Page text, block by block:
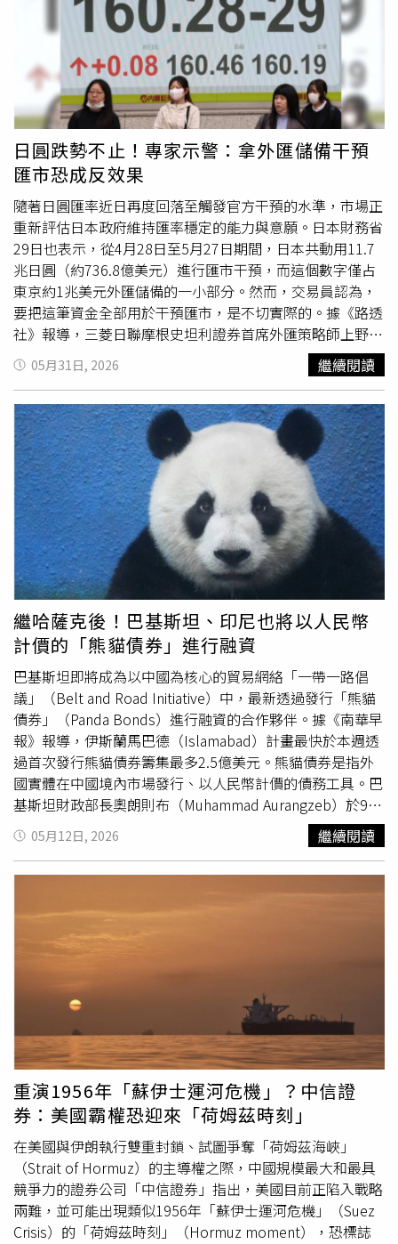
進行長達2小時的討論。在討論過程中，各方逐漸形成共
識：歐洲必須迅速採取新措施，以應對大量中國商品湧入歐
洲市場，並導致歐盟對中國貿易逆差不斷擴大的問題。馮德
萊恩進行了約20分鐘的簡報，為後續快速行動鋪路。歐洲理
事會主席科斯塔（Antonio Costa），以及歐盟執委會副主
席兼歐盟外交與安全政策高級代表卡拉斯（Kaja Kallas）也
各自發表了約20分鐘的談話，留給各國領導人發言的時間僅
剩約1小時，而當時已接近午夜。1名了解會議內容的外交官
表示，部分人士對此次討論的「長度與品質」感到失望。這
名外交官表示：「他們並未深入討論具體工具。更多是1種
普遍性的呼籲，認為現況無法接受，而且我們正朝著危險方
向前進。這正是馮德萊恩希望聽到的訊息，而她也獲得了足
夠授權，可以繼續推進相關工作。」據悉，馮德萊恩並未獲
得有關新工具數量或具體形式的明確指示，但負責歐盟貿易
政策的歐盟執委會，已開始勾勒2項措施的大致輪廓：其一
是迫使企業分散供應商來源的工具，其二則是利用關稅來對
抗中國工業產能過剩的工具。會後，馮德萊恩明確表示，這
些工具將採取「不針對特定國家」的設計原則。消息人士指
出，所有措施都不會直接點名中國。布魯塞爾仍決心在世界
貿易組織（WTO）的規範框架內行事，儘管在歐盟執委會
看來，其他主要強權似乎並未完全遵守這些規則。各國領袖
也明確表示，這些新工具的運作速度必須遠快於歐盟現有的
貿易防禦機制。根據1名歐盟外交官透露，歐盟執委會同時
被要求建立比利時首相德韋弗（Bart de Wever）所稱的
「團結機制」，以確保個別成員國不會單獨成為中國報復措
施的目標。另1名消息人士則表示，這項機制可能包括動用
歐盟資金，協助受到中國報復措施衝擊的企業，「核心概念
是利益與代價都應共同承擔，也就是某種形式的團結機制。
由於歐洲大陸經濟結構不同，有些成員國受到的衝擊勢必比
其他國家更大。」這些新工具最快可能在9月的年度歐盟國
情咨文演說（State of the EU Address）中正式公布。過去
幾年的演說中，馮德萊恩曾利用這個場合宣布對中國電動車
補貼展開調查，以及禁止使用強迫勞動製造產品進入歐盟市
場等重大政策。值得注意的是，西班牙首相桑切斯（Pedro
Sanchez）成為了公開與私下場合中，最反對歐盟強硬對中
政策的人士。在18日進入峰會前，桑切斯將北京形容為「潛
在盟友」。而在閉門會議中，他也呼籲歐盟對下一步行動保
持謹慎。
成創新高，顯示提早準備退休金的觀念逐漸深化普遍，且雖
認為38.58歲就要開始備退存錢，但實際有能力開始存錢年
齡落在42.73歲，與理想目標相差四年餘。金管會副主委莊
琇媛應邀開幕致詞時說，面臨超高齡社會，政府不斷思考在
政策面提出租稅優惠、兒少帳戶、TISA（台灣個人投資儲蓄
帳戶）、租金補貼等配套措施，金管會作為金融監督機構與
金融業者也共同來承擔社會責任，設計符合年長需求的金融
商品，且須透過錄音、錄影等詳細告知風險之外，同時也要
保護客戶財產安全，很重要的一環即是防範詐騙。台灣人壽
董事長許舒博則提到身旁兩則故事，長輩找不到兒子陪他去
辦事，孫子卻肯開車載爺爺出門，結果爺爺給了孫子10萬元
零用錢；另一次則是老爹要求孩子每月帶孫兒回家吃飯，就
給3千元零用錢，結果忘了找孫兒吃飯還會被提醒，點出大
家活得長壽要活得快樂活得久，也需擁有一定資產。台灣人
壽策略長葉栢宏（右二起）、保發中心董事長黃泓智、中國
信託銀行副總經理尹志龍與主持人唐從聖，在贏領金融論壇
中分享彼此面臨「退休準備」的故事。（圖／台灣人壽提
供）保險局副局長蔡火炎則提出「高齡社會下保障新思
維」，他提到接下來65歲以上人口佔比已超過20％，保險
業思維轉變，未來沒有那麼多年輕人可以讓保險員招攬成為
新保戶，反而是要多照顧年長保戶，從保險規劃擴及到養老
服務。蔡火炎表示，保險業提供保障型、年金型、長照型、
小額終老險、醫療險等讓民眾將生活風險轉嫁且提早做退休
準備；同時也需有創新作法，保單活化，像是民眾覺得長照
險保費高，保險局鼓勵業者可以推出沒有死亡給付的長照
險，保險業務員角色也跟著轉換，從商品銷售到生活支持，
被動服務到主動守護，舉例說，可與醫療端合作提前讓保戶
做相關失智檢測，提供民眾多元選擇。台股去年漲了四成，
今年漲了五成，不到一年翻倍，台灣人壽策略長葉栢宏認為
潛在推動通膨，加上長壽社會醫療保健支出接近15％，相當
高，科技發展致醫療費上漲，掛號費也要漲價等；保險即是
對抗通膨一項很好商品，住院日額保障、防癌險重大疾病險
對抗醫療產生風險；意外險保險費低，是基本的保障配備
等。葉栢宏並進一步提到「保單連結養生村，抵減月租費或
保證金」保險新服務趨勢，台灣人壽子公司中信樂活將打造
全臺首創「校園式養生村」，預計2027年第一季開業，結
合居住、學習、社交跟生活支持功能的新形態退休場域，搭
配多元保險商品、健康樂活規劃師的關鍵後援，讓保單不僅
是財務保障，更延伸至健康、照護，提供退休生活的安心依
靠。台灣人壽連續七年舉辦贏領金融論壇，今年出席近300
人關注退休準備，顯示民眾相當關切此議題。（圖／台灣人
壽提供）「贏領金融論壇」卡司雲集，包括金管會副主委莊
琇媛、保險局副局長蔡火炎、前美國白宮暨
織（IMF）顧問、現任美國聯準銀行顧問勞倫斯．克里寇夫
（Laurence Kotlikoff）教授；以及保險事業發展中心董事
長黃泓智、政治大學校長李蔡彥、台灣人壽策略長葉栢宏、
中國信託銀行副總經理尹志龍，以及主持人唐從聖等，跨界
暢談《銀經濟、韌未來》。勞倫斯．克里寇夫提到，退休是
有成本，早點退休就要多存一點錢，可以選擇公債之外，投
入股市、增值型投資以及我國推行的TISA皆是協助民眾創造
更多投資機會，但重點是要先確保退休風險，計算退休金需
求，評估自身可以承擔風險來決定投資方式，建議我國家庭
強制TISA，退休金制度可以更接近丹麥、新加坡以及挪威
式。
日圓跌勢不止！專家示警：拿外匯儲備干預
匯市恐成反效果
隨著日圓匯率近日再度回落至觸發官方干預的水準，市場正
重新評估日本政府維持匯率穩定的能力與意願。日本財務省
29日也表示，從4月28日至5月27日期間，日本共動用11.7
兆日圓（約736.8億美元）進行匯市干預，而這個數字僅占
東京約1兆美元外匯儲備的一小部分。然而，交易員認為，
要把這筆資金全部用於干預匯市，是不切實際的。據《路透
社》報導，三菱日聯摩根史坦利證券首席外匯策略師上野大
作表示：「外匯儲備縮減得越多，日本在投機者眼中就顯得
越脆弱。」在拋售日圓的壓力絲毫沒有減弱跡象的情況下，
「當局與市場之間的心理戰看來還將持續下去。」買進日圓
的匯市干預需要出售外匯儲備。截至4月底，日本持有約1兆
美元的海外資產。高盛（Goldman Sachs）經濟學家田中百
合子表示，即使將近期估計已投入的干預金額計算在內，日
本目前仍擁有足夠資金，可進行「約30輪」的干預行動。然
而，耗盡所有外匯儲備對日本來說並不可行，尤其是在此舉
可能對美國國債價值造成負面影響的情況下，而日本此時又
極需獲得美國的支持。美國財政部今年1月曾進行所謂的
「匯率檢查」（rate checks），協助推動美元兌日圓匯率
下滑。保險公司「日本生命保險相互會社」旗下的核心智庫
「日本生命基礎研究所」資深經濟學家上野剛志表示：若要
維持任何匯市干預措施的效果，美方的支持不可或缺。如果
華盛頓方面對這類行動表達反對，「可能會招致投機性賣出
日圓的行為。」另1項可能限制干預行動的因素，是國際貨
幣基金組織（IMF）的相關標準。根據該標準，若一個國家
過於頻繁地介入匯市，可能面臨失去「自由浮動匯率」地位
的風險。不過，日本首席外匯事務官三村淳曾表示，IMF的
規定並不會限制政府進行干預的次數。總部位於日本東京都
的青空銀行首席市場策略師諸我晃表示：「目前的思維是，
抑制過度波動比其他考量更重要。」即使日本失去自由浮動
貨幣的分類資格，「我認為他們根本不會在意」。28日，日
圓兌美元跌至159.65日圓，創下自4月30日以來的最低水
準；市場普遍懷疑，日本正是在當天進行了近2年來首次的
匯市干預。日本財務大臣片山皋月29日再次拒絕評論其部門
是否曾進行干預，並重申官員已準備好採取「果斷行動」。
報導補充，持續3個月的伊朗戰爭及荷姆茲海峽（Strait of
Hormuz）危機已重創日圓匯率，能源價格的飆升嚴重衝擊
了極度依賴石油進口的日本經濟。在日本央行謹慎升息以及
市場預期首相高市早苗將擴大財政刺激措施的背景下，日圓
本已疲軟的跌勢進一步加劇。以往的日本政府在決定是否介
入匯市時，往往更關注匯率變動的速度，而本屆政府似乎更
注重捍衛1美元兌160日圓的匯率水準。一些市場參與者不
但沒有懼怕政府的干預，反而已開始為此做好準備。1家日
本國內銀行的交易員也表示，美元買單集中在1美元兌155
至157日圓區間，這反映了進口商對美元的實際需求以及投
機性部位。市場預期，下次干預將在1美元兌162日圓的關
口前進行。他認為，「政府會不惜一切代價捍衛這一水
平。」
05月31日, 2026 繼續閱讀
繼哈薩克後！巴基斯坦、印尼也將以人民幣
計價的「熊貓債券」進行融資
巴基斯坦即將成為以中國為核心的貿易網絡「一帶一路倡
議」（Belt and Road Initiative）中，最新透過發行「熊貓
債券」（Panda Bonds）進行融資的合作夥伴。據《南華早
報》報導，伊斯蘭馬巴德（Islamabad）計畫最快於本週透
過首次發行熊貓債券籌集最多2.5億美元。熊貓債券是指外
國實體在中國境內市場發行、以人民幣計價的債務工具。巴
基斯坦財政部長奧朗則布（Muhammad Aurangzeb）於9日
證實，伊斯蘭馬巴德（Islamabad）正準備透過此次發行進
入中國資本市場。這將是巴基斯坦自2025年12月以來持續
推動總規模10億美元融資計畫中的第一階段。根據《彭博
社》報導，這批為期3年的債券將聚焦永續發展，並由「亞
洲基礎設施投資銀行」（Asian Infrastructure Investment
Bank，亞投行）與「亞洲開發銀行」（Asian Development
Bank，亞銀）提供擔保，涵蓋95%的債務發行額度。此次
交易計畫推出之際，正值巴基斯坦在多年金融動盪後加速重
返國際資本市場。近年來，巴基斯坦持續面臨債務困境，該
國在2023年瀕臨違約邊緣後，曾於2024年接受國際貨幣基
金組織（International Monetary Fund，IMF）70億美元紓
困方案。奧朗則布表示，巴基斯坦已於4月透過發行歐洲債
券（Eurobonds）成功募得7.5億美元。儘管名稱為「歐洲
債券」，此類國際債務通常仍以美元計價。這也是伊斯蘭馬
巴德4年來首次進行國際債券發行。熊貓債券將為巴基斯坦
的融資計畫增加人民幣計價來源，使該國能受惠於中國較低
的利率環境，相較於美元借貸成本更具優勢。由於地緣政治
不確定性升高，全球投資人近來也持續轉向中國資產。過去
6個月，中國政府公債殖利率大致維持在1.7%至1.8%的狹
幅區間內，相對穩定。這種融資架構與奧朗則布在2025年
05月12日, 2026 繼續閱讀
重演1956年「蘇伊士運河危機」？中信證
券：美國霸權恐迎來「荷姆茲時刻」
在美國與伊朗執行雙重封鎖、試圖爭奪「荷姆茲海峽」
（Strait of Hormuz）的主導權之際，中國規模最大和最具
競爭力的證券公司「中信證券」指出，美國目前正陷入戰略
兩難，並可能出現類似1956年「蘇伊士運河危機」（Suez
Crisis）的「荷姆茲時刻」（Hormuz moment），恐標誌